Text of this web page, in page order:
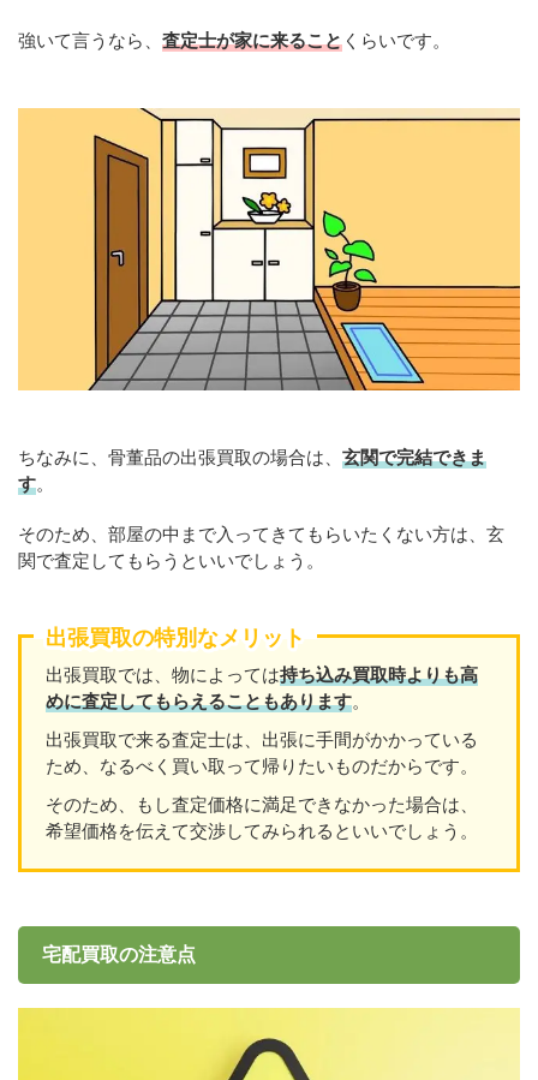
強いて言うなら、 査定士が家に来ること くらいです。
ちなみに、骨董品の出張買取の場合は、 玄関で完結できま
す。
そのため、部屋の中まで入ってきてもらいたくない方は、玄
関で査定してもらうといいでしょう。
出張買取の特別なメリット
出張買取では、物によっては持ち込み買取時よりも高
めに査定してもらえることもあります。
出張買取で来る査定士は、出張に手間がかかっている
ため、なるべく買い取って帰りたいものだからです。
そのため、もし査定価格に満足できなかった場合は、
希望価格を伝えて交渉してみられるといいでしょう。
宅配買取の注意点